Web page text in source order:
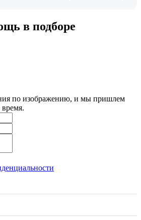
в подборе
по изображению, и мы пришлем